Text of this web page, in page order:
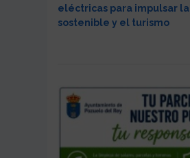
eléctricas para impulsar
sostenible y el turismo